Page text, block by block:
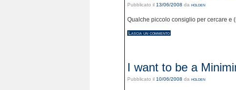
Pubblicato il 13/06/2008 da holden
Qualche piccolo consiglio per cercare e
Lascia un commento
I want to be a
Pubblicato il 10/06/2008 da holden